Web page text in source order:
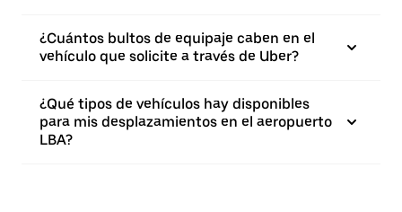
¿Cuántos bultos de equipaje caben en el
vehículo que solicite a través de Uber?
¿Qué tipos de vehículos hay disponibles
para mis desplazamientos en el aeropuerto
LBA?